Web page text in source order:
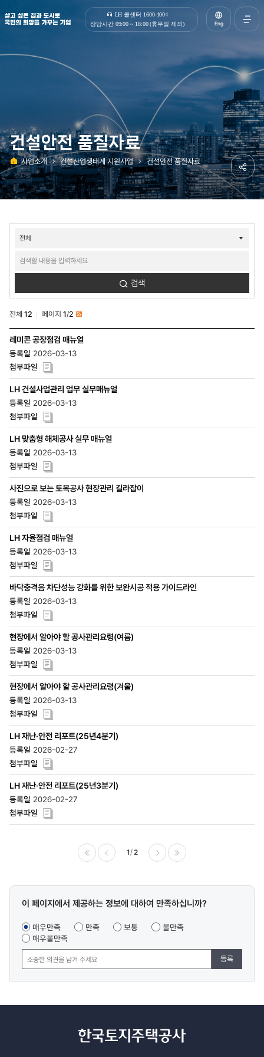
살고 싶은 집과 도시로 국민의 희망을 가꾸는 기업 | 한국토지주택공사
LH 콜센터 1600-1004
상담시간 09:00 ~ 18:00 (휴무일 제외)
Eng
열기
건설안전 품질자료
홈
사업소개 건설산업생태계 지원사업 건설안전 품질자료
공유
건설산업생태계
건설안전
검색
전체 12 페이지 1/2
사업소개-
건설산업생태계
지원사업-
건설안전
품질자료
목록
-
번호,
제목,
조회수,
첨부파일
레미콘 공장점검 매뉴얼
2026-03-13
LH 건설사업관리 업무 실무매뉴얼
2026-03-13
LH 맞춤형 해체공사 실무 매뉴얼
2026-03-13
사진으로 보는 토목공사 현장관리 길라잡이
2026-03-13
LH 자율점검 매뉴얼
2026-03-13
바닥충격음 차단성능 강화를 위한 보완시공 적용 가이드라인
2026-03-13
현장에서 알아야 할 공사관리요령(여름)
2026-03-13
현장에서 알아야 할 공사관리요령(겨울)
2026-03-13
LH 재난·안전 리포트(25년4분기)
2026-02-27
LH 재난·안전 리포트(25년3분기)
2026-02-27
1 2
콘텐츠
조사
이 페이지에서 제공하는 정보에 대하여 만족하십니까?
매우만족 만족 보통
불만족
매우불만족
등록